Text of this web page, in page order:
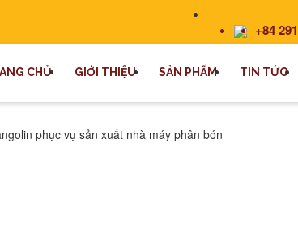
+84
CHỦ GIỚI THIỆU SẢN PHẨM TIN TỨC
phục vụ sản xuất nhà máy phân bón